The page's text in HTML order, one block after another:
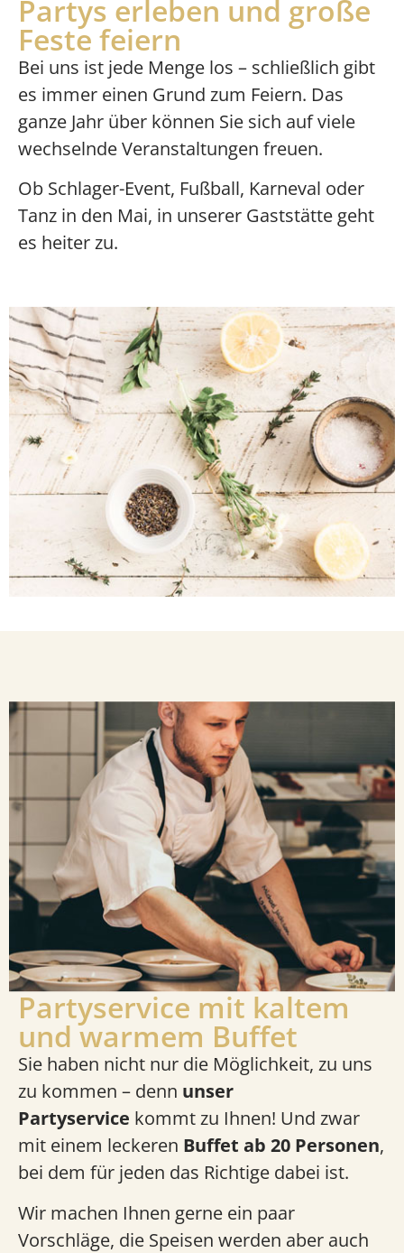
Partys erleben und große
Feste feiern
Bei uns ist jede Menge los – schließlich gibt
es immer einen Grund zum Feiern. Das
ganze Jahr über können Sie sich auf viele
wechselnde Veranstaltungen freuen.
Ob Schlager-Event, Fußball, Karneval oder
Tanz in den Mai, in unserer Gaststätte geht
es heiter zu.
Partyservice mit kaltem
und warmem Buffet
Sie haben nicht nur die Möglichkeit, zu uns
zu kommen – denn unser
Partyservice kommt zu Ihnen! Und zwar
mit einem leckeren Buffet ab 20 Personen,
bei dem für jeden das Richtige dabei ist.
Wir machen Ihnen gerne ein paar
Vorschläge, die Speisen werden aber auch